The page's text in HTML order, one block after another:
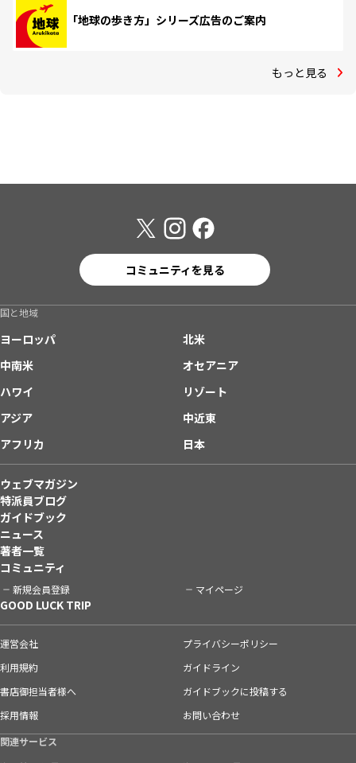
「地球の歩き方」シリーズ広告のご案内
もっと見る
コミュニティを見る
国と地域
ヨーロッパ
北米
中南米
オセアニア
ハワイ
リゾート
アジア
中近東
アフリカ
日本
ウェブマガジン
特派員ブログ
ガイドブック
ニュース
著者一覧
コミュニティ
新規会員登録 マイページ
GOOD LUCK TRIP
運営会社
プライバシーポリシー
利用規約
ガイドライン
書店御担当者様へ
ガイドブックに投稿する
採用情報
お問い合わせ
関連サービス